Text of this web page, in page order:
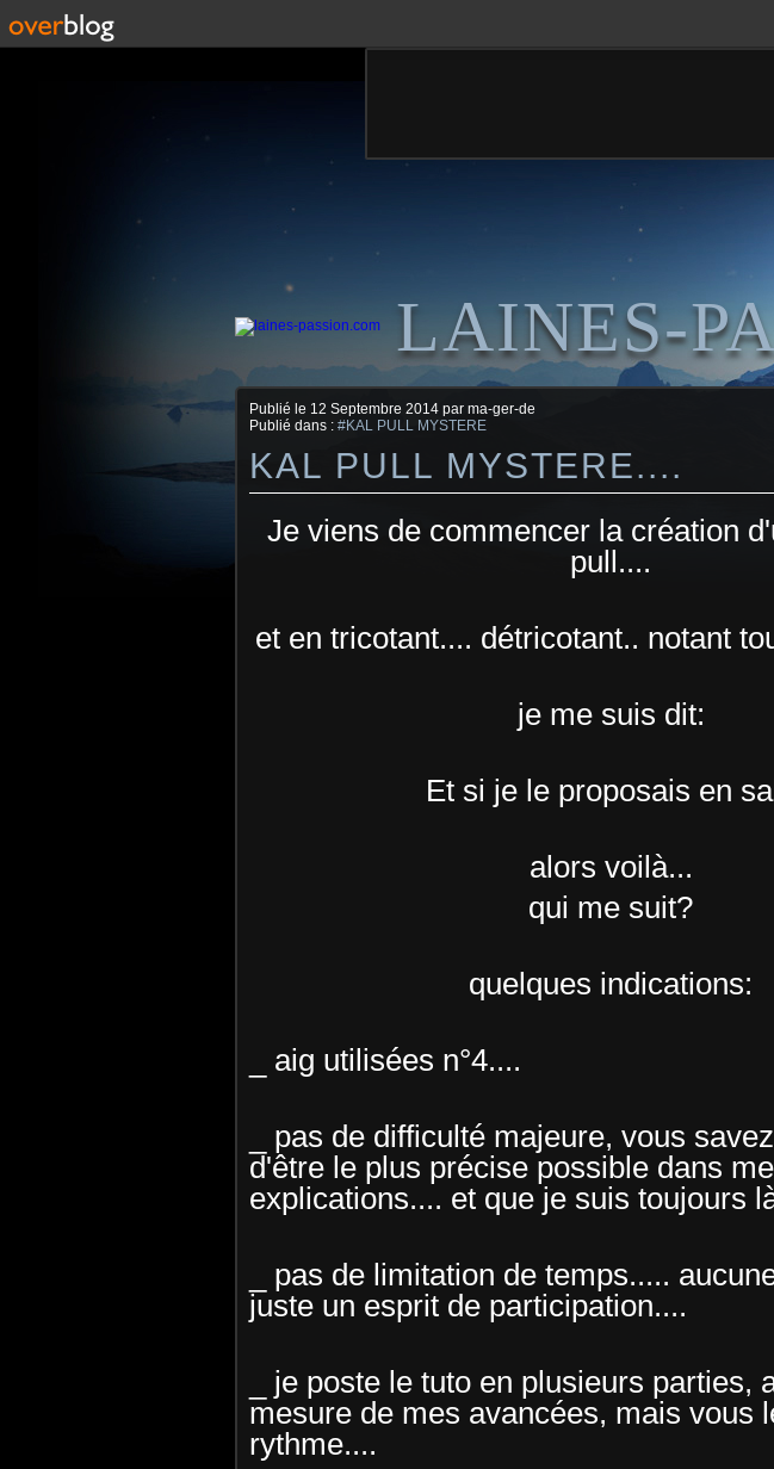
LAINES-
Publié le 12 Septembre 2014 par ma-ger-de
Publié dans : #KAL PULL MYSTERE
KAL PULL MYSTERE....
Je viens de commencer la création
pull....
et en tricotant.... détricotant.. notant
je me suis dit:
Et si je le proposais en
alors voilà...
qui me suit?
quelques indications:
_ aig utilisées n°4....
_ pas de difficulté majeure, vous
d'être le plus précise possible dans
explications.... et que je suis toujours
_ pas de limitation de temps.....
juste un esprit de participation....
_ je poste le tuto en plusieurs parties,
mesure de mes avancées, mais vous
rythme....